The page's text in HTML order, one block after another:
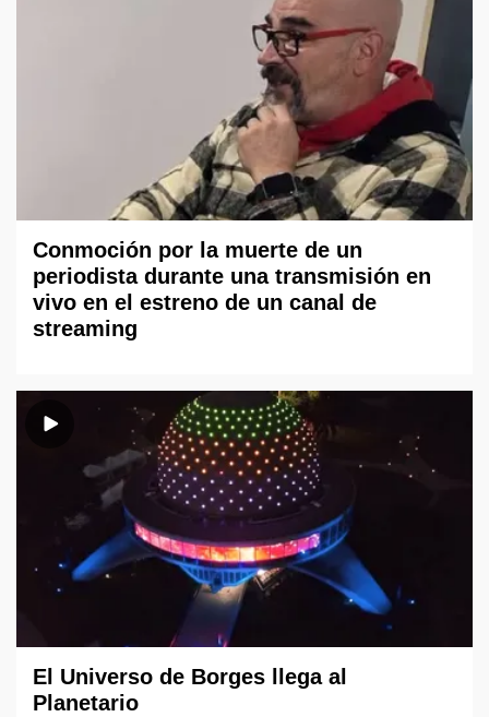
Conmoción por la muerte de un
periodista durante una transmisión en
vivo en el estreno de un canal de
streaming
El Universo de Borges llega al
Planetario